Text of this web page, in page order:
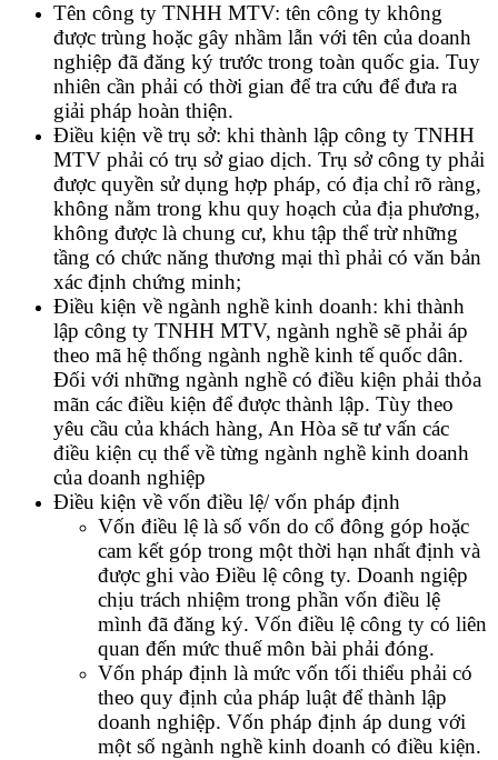
Tên công ty TNHH MTV: tên công ty không
được trùng hoặc gây nhầm lẫn với tên của doanh
nghiệp đã đăng ký trước trong toàn quốc gia. Tuy
nhiên cần phải có thời gian để tra cứu để đưa ra
giải pháp hoàn thiện.
Điều kiện về trụ sở: khi thành lập công ty TNHH
MTV phải có trụ sở giao dịch. Trụ sở công ty phải
được quyền sử dụng hợp pháp, có địa chỉ rõ ràng,
không nằm trong khu quy hoạch của địa phương,
không được là chung cư, khu tập thể trừ những
tầng có chức năng thương mại thì phải có văn bản
xác định chứng minh;
Điều kiện về ngành nghề kinh doanh: khi thành
lập công ty TNHH MTV, ngành nghề sẽ phải áp
theo mã hệ thống ngành nghề kinh tế quốc dân.
Đối với những ngành nghề có điều kiện phải thỏa
mãn các điều kiện để được thành lập. Tùy theo
yêu cầu của khách hàng, An Hòa sẽ tư vấn các
điều kiện cụ thể về từng ngành nghề kinh doanh
của doanh nghiệp
Điều kiện về vốn điều lệ/ vốn pháp định
Vốn điều lệ là số vốn do cổ đông góp hoặc
cam kết góp trong một thời hạn nhất định và
được ghi vào Điều lệ công ty. Doanh ngiệp
chịu trách nhiệm trong phần vốn điều lệ
mình đã đăng ký. Vốn điều lệ công ty có liên
quan đến mức thuế môn bài phải đóng.
Vốn pháp định là mức vốn tối thiểu phải có
theo quy định của pháp luật để thành lập
doanh nghiệp. Vốn pháp định áp dung với
một số ngành nghề kinh doanh có điều kiện.